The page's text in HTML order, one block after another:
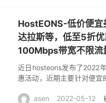
HostEONS-低价便
达拉斯等，低至5折
100Mbps带宽不限
近日hosteons发布了2022
惠活动，近期主要针对便宜
asen 2022-05-12